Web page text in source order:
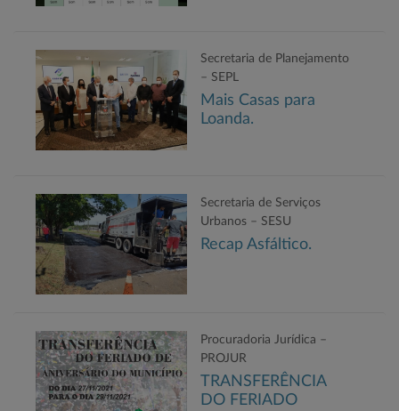
Secretaria de Planejamento
– SEPL
Mais Casas para
Loanda.
Secretaria de Serviços
Urbanos – SESU
Recap Asfáltico.
Procuradoria Jurídica –
PROJUR
TRANSFERÊNCIA
DO FERIADO